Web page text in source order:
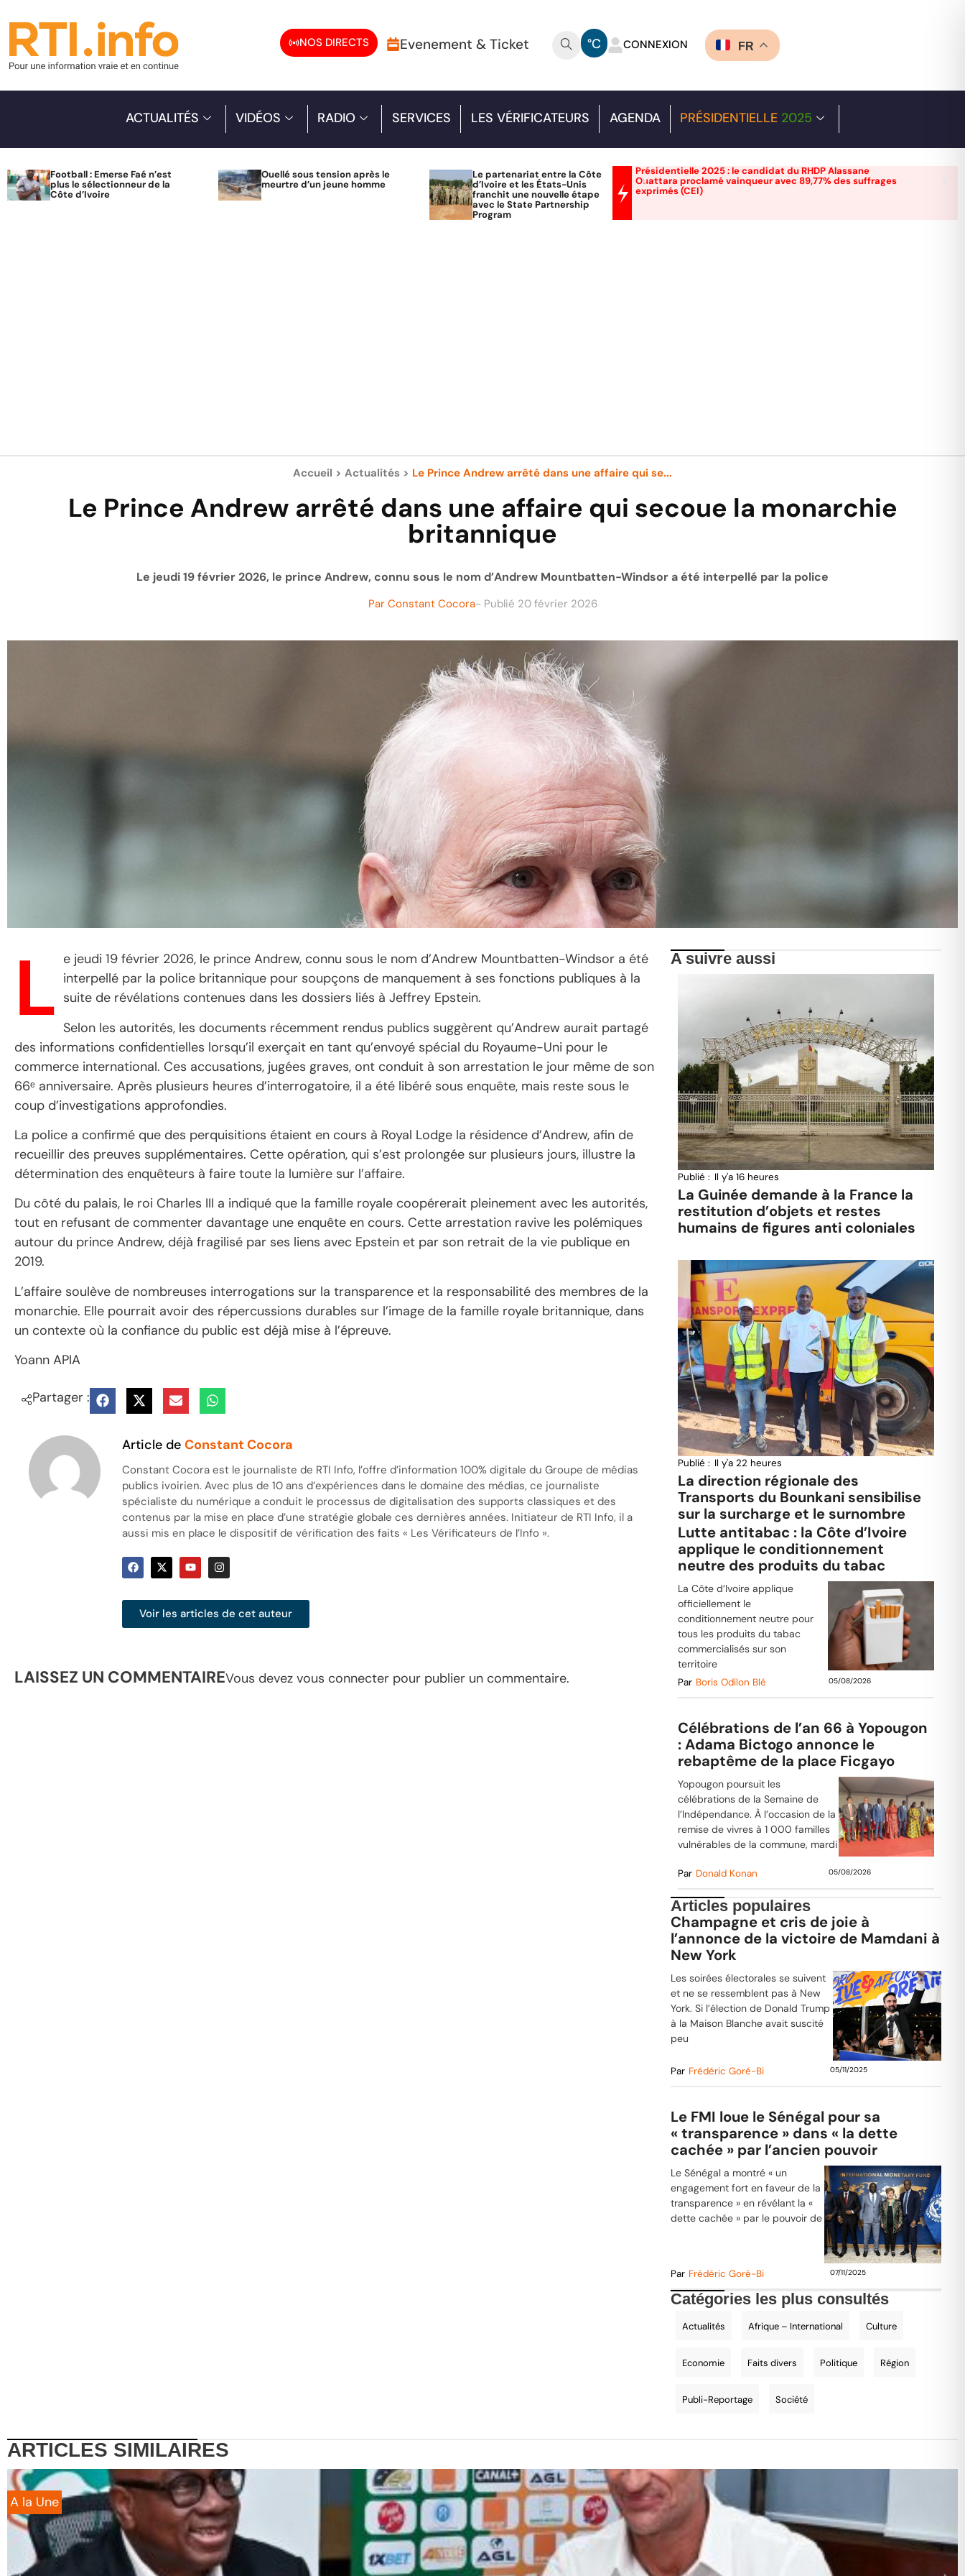
NOS DIRECTS Evenement & Ticket °C CONNEXION FR
ACTUALITÉS VIDÉOS RADIO SERVICES LES VÉRIFICATEURS AGENDA PRÉSIDENTIELLE 2025
Football : Emerse Faé n’est
plus le sélectionneur de la
Côte d’Ivoire
Ouellé sous tension après le
meurtre d’un jeune homme
Le partenariat entre la Côte
d’Ivoire et les États-Unis
franchit une nouvelle étape
avec le State Partnership
Program
Présidentielle 2025 : le candidat du RHDP Alassane
Ouattara proclamé vainqueur avec 89,77% des suffrages
exprimés (CEI)
Accueil > Actualités > Le Prince Andrew arrêté dans une affaire qui se...
Le Prince Andrew arrêté dans une affaire qui secoue la monarchie
britannique
Le jeudi 19 février 2026, le prince Andrew, connu sous le nom d’Andrew Mountbatten-Windsor a été interpellé par la police
Par Constant Cocora- Publié 20 février 2026
L e jeudi 19 février 2026, le prince Andrew, connu sous le nom d’Andrew Mountbatten-Windsor a été
interpellé par la police britannique pour soupçons de manquement à ses fonctions publiques à la
suite de révélations contenues dans les dossiers liés à Jeffrey Epstein.
Selon les autorités, les documents récemment rendus publics suggèrent qu’Andrew aurait partagé
des informations confidentielles lorsqu’il exerçait en tant qu’envoyé spécial du Royaume-Uni pour le
commerce international. Ces accusations, jugées graves, ont conduit à son arrestation le jour même de son
66ᵉ anniversaire. Après plusieurs heures d’interrogatoire, il a été libéré sous enquête, mais reste sous le
coup d’investigations approfondies.
La police a confirmé que des perquisitions étaient en cours à Royal Lodge la résidence d’Andrew, afin de
recueillir des preuves supplémentaires. Cette opération, qui s’est prolongée sur plusieurs jours, illustre la
détermination des enquêteurs à faire toute la lumière sur l’affaire.
Du côté du palais, le roi Charles III a indiqué que la famille royale coopérerait pleinement avec les autorités,
tout en refusant de commenter davantage une enquête en cours. Cette arrestation ravive les polémiques
autour du prince Andrew, déjà fragilisé par ses liens avec Epstein et par son retrait de la vie publique en
2019.
L’affaire soulève de nombreuses interrogations sur la transparence et la responsabilité des membres de la
monarchie. Elle pourrait avoir des répercussions durables sur l’image de la famille royale britannique, dans
un contexte où la confiance du public est déjà mise à l’épreuve.
Yoann APIA
Partager :
Article deConstant Cocora
Constant Cocora est le journaliste de RTI Info, l’offre d’information 100% digitale du Groupe de médias
publics ivoirien. Avec plus de 10 ans d’expériences dans le domaine des médias, ce journaliste
spécialiste du numérique a conduit le processus de digitalisation des supports classiques et des
contenus par la mise en place d’une stratégie globale ces dernières années. Initiateur de RTI Info, il a
aussi mis en place le dispositif de vérification des faits « Les Vérificateurs de l’Info ».
Voir les articles de cet auteur
LAISSEZ UN COMMENTAIREVous devez vous connecter pour publier un commentaire.
A suivre aussi
Publié : Il y'a 16 heures
La Guinée demande à la France la
restitution d’objets et restes
humains de figures anti coloniales
Publié : Il y'a 22 heures
La direction régionale des
Transports du Bounkani sensibilise
sur la surcharge et le surnombre
Lutte antitabac : la Côte d’Ivoire
applique le conditionnement
neutre des produits du tabac
La Côte d’Ivoire applique
officiellement le
conditionnement neutre pour
tous les produits du tabac
commercialisés sur son
territoire
Par Boris Odilon Blé 05/08/2026
Célébrations de l’an 66 à Yopougon
: Adama Bictogo annonce le
rebaptême de la place Ficgayo
Yopougon poursuit les
célébrations de la Semaine de
l’Indépendance. À l’occasion de la
remise de vivres à 1 000 familles
vulnérables de la commune, mardi
Par Donald Konan 05/08/2026
Articles populaires
Champagne et cris de joie à
l’annonce de la victoire de Mamdani à
New York
Les soirées électorales se suivent
et ne se ressemblent pas à New
York. Si l’élection de Donald Trump
à la Maison Blanche avait suscité
peu
Par Frédéric Goré-Bi 05/11/2025
Le FMI loue le Sénégal pour sa
« transparence » dans « la dette
cachée » par l’ancien pouvoir
Le Sénégal a montré « un
engagement fort en faveur de la
transparence » en révélant la «
dette cachée » par le pouvoir de
Par Frédéric Goré-Bi 07/11/2025
Catégories les plus consultés
Actualités Afrique – International Culture
Economie Faits divers Politique Région
Publi-Reportage Société
ARTICLES SIMILAIRES
A la Une